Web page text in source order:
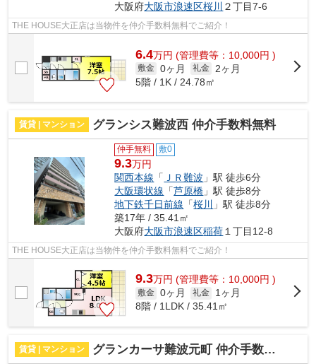
大阪府大阪市浪速区桜川 ２丁目7-6
THE HOUSE大正店は当物件を仲介手数料無料でご紹介！
6.4万円 (管理費等：10,000円 )
敷金 0ヶ月 礼金
2ヶ月
5階 / 1K / 24.78㎡
賃貸 | マンション グランシス難波西 仲介手数料無料
仲手無料 敷0
9.3万円
関西本線 「 ＪＲ難波 」駅 徒歩6分
大阪環状線 「芦原橋 」駅 徒歩8分
地下鉄千日前線 「桜川
」駅 徒歩8分
築17年 / 35.41㎡
大阪府大阪市浪速区稲荷 １丁目12-8
THE HOUSE大正店は当物件を仲介手数料無料でご紹介！
9.3万円 (管理費等：10,000円 )
敷金 0ヶ月 礼金
1ヶ月
8階 / 1LDK / 35.41㎡
賃貸 | マンション グランカーサ難波元町 仲介手数料無料